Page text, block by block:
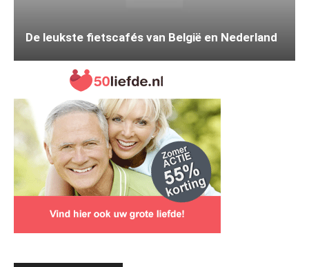
De leukste fietscafés van België en Nederland